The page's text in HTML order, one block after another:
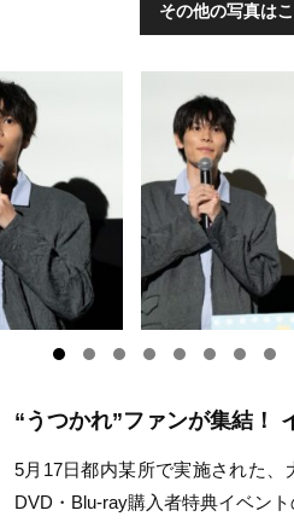
その他の写真はこ
“うつかれ”ファンが集結！
5月17日都内某所で実施された
DVD・Blu-ray購入者特典イベン